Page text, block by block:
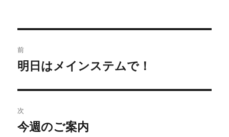
稿
ビ
ゲ
前
前
投
稿:
明日はメインステムで！
次
次
今週のご案内